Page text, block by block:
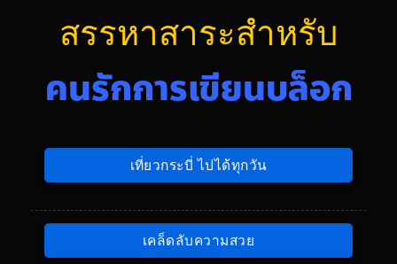
สรรหาสาระสำหรับ
คนรักการเขียนบล็อก
เที่ยวกระบี่ ไปได้ทุกวัน
เคล็ดลับความสวย